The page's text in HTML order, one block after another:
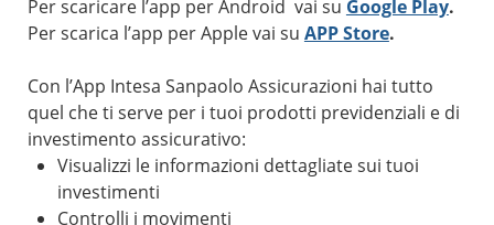
Per scaricare l’app per Android vai su Google Play.
Per scarica l’app per Apple vai su APP Store.
Con l’App Intesa Sanpaolo Assicurazioni hai tutto
quel che ti serve per i tuoi prodotti previdenziali e di
investimento assicurativo:
Visualizzi le informazioni dettagliate sui tuoi
investimenti
Controlli i movimenti